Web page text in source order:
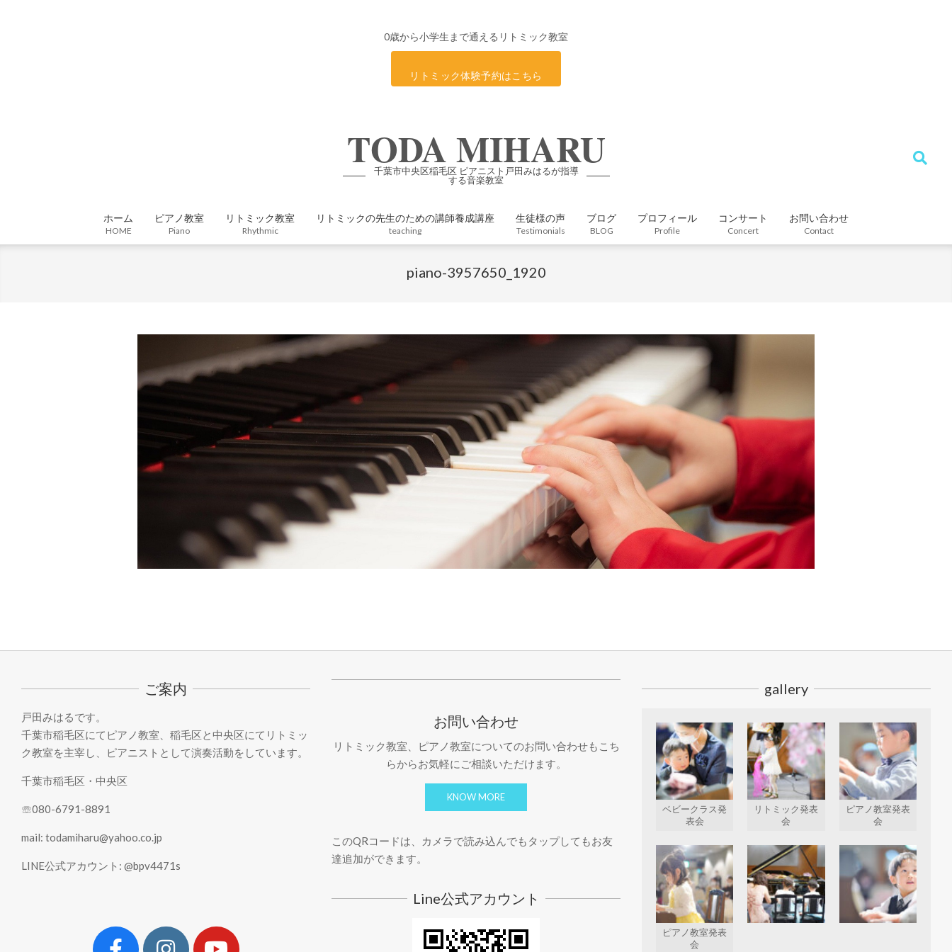
0歳から小学生まで通えるリトミック教室
リトミック体験予約はこちら
TODA MIHARU
千葉市中央区稲毛区 ピアニスト戸田みはるが指導
する音楽教室
Search
Navigation
Menu
ホーム
HOME
ピアノ教室
Piano
リトミック教室
Rhythmic
リトミックの先生のための講師養成講座
teaching
生徒様の声
Testimonials
ブログ
BLOG
プロフィール
Profile
コンサート
Concert
お問い合わせ
Contact
piano-3957650_1920
02-
ご案内
戸田みはるです。
千葉市稲毛区にてピアノ教室、稲毛区と中央区にてリトミッ
ク教室を主宰し、ピアニストとして演奏活動をしています。
千葉市稲毛区・中央区
☏080-6791-8891
mail: todamiharu@yahoo.co.jp
LINE公式アカウント: @bpv4471s
お問い合わせ
リトミック教室、ピアノ教室についてのお問い合わせもこち
らからお気軽にご相談いただけます。
KNOW MORE
このQRコードは、カメラで読み込んでもタップしてもお友
達追加ができます。
Line公式アカウント
gallery
ベビークラス発
表会
リトミック発表
会
ピアノ教室発表
会
ピアノ教室発表
会